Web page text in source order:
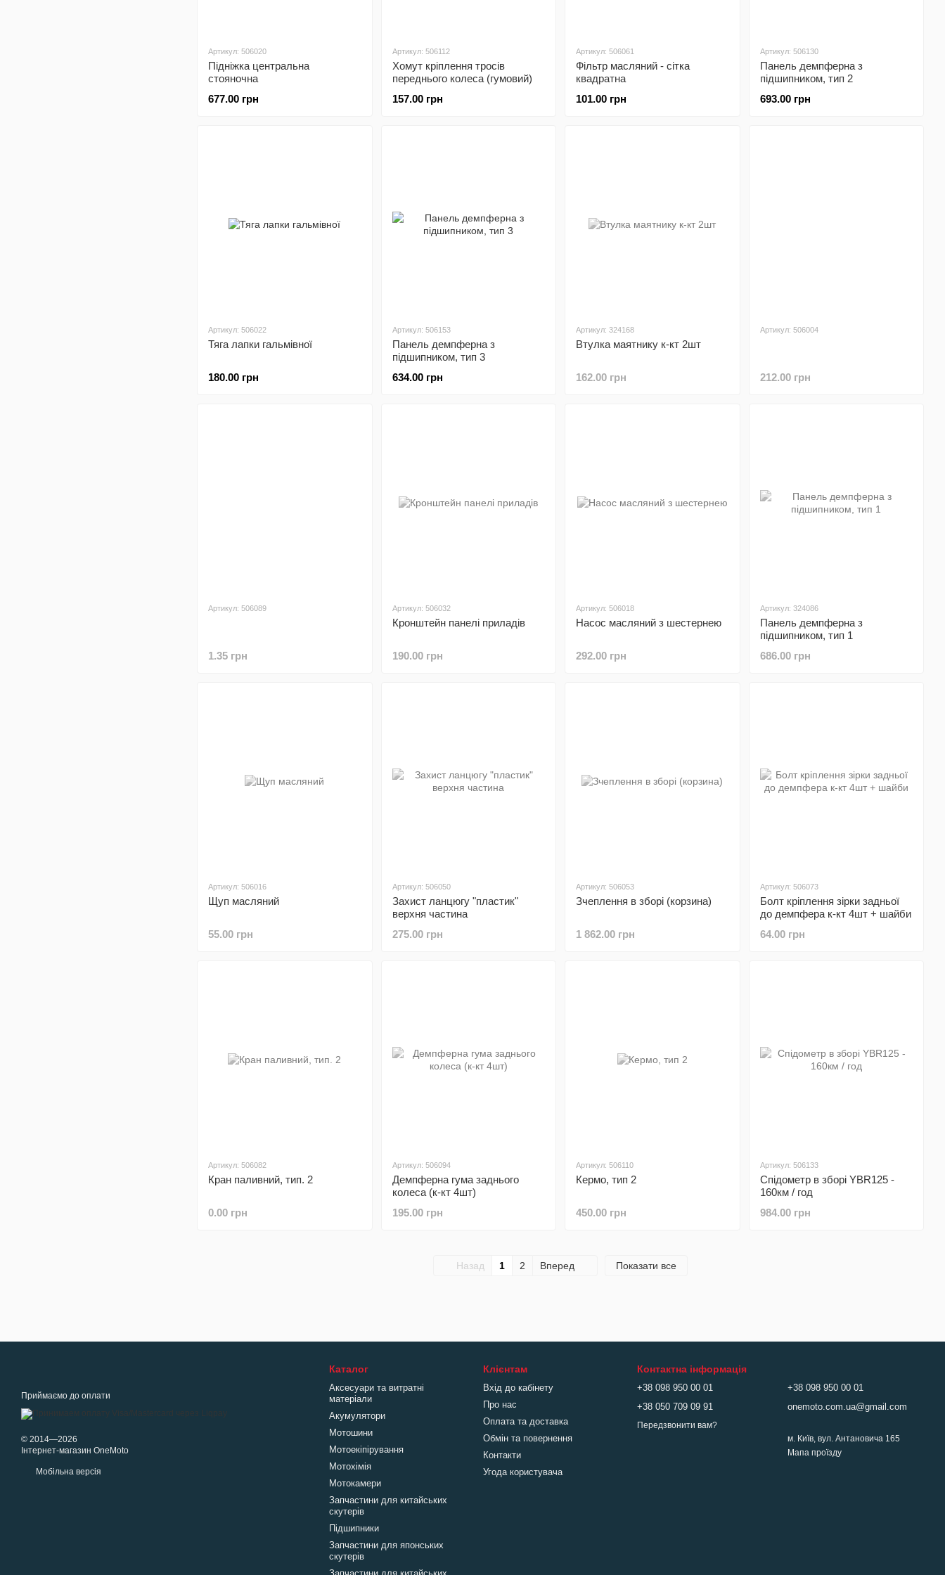
Артикул: 506020
Підніжка центральна
стояночна
677.00 грн
Артикул: 506112
Хомут кріплення тросів
переднього колеса (гумовий)
157.00 грн
Артикул: 506061
Фільтр масляний - сітка
квадратна
101.00 грн
Артикул: 506130
Панель демпферна з
підшипником, тип 2
693.00 грн
Артикул: 506022
Тяга лапки гальмівної
180.00 грн
Артикул: 506153
Панель демпферна з
підшипником, тип 3
634.00 грн
Артикул: 324168
Втулка маятнику к-кт 2шт
162.00 грн
Артикул: 506004
212.00 грн
Артикул: 506089
1.35 грн
Артикул: 506032
Кронштейн панелі приладів
190.00 грн
Артикул: 506018
Насос масляний з шестернею
292.00 грн
Артикул: 324086
Панель демпферна з
підшипником, тип 1
686.00 грн
Артикул: 506016
Щуп масляний
55.00 грн
Артикул: 506050
Захист ланцюгу "пластик"
верхня частина
275.00 грн
Артикул: 506053
Зчеплення в зборі (корзина)
1 862.00 грн
Артикул: 506073
Болт кріплення зірки задньої
до демпфера к-кт 4шт + шайби
64.00 грн
Артикул: 506082
Кран паливний, тип. 2
0.00 грн
Артикул: 506094
Демпферна гума заднього
колеса (к-кт 4шт)
195.00 грн
Артикул: 506110
Кермо, тип 2
450.00 грн
Артикул: 506133
Спідометр в зборі YBR125 -
160км / год
984.00 грн
Назад 1 2 Вперед Показати все
Приймаємо до оплати
© 2014—2026
Інтернет-магазин OneMoto
Мобільна версія
Каталог
Аксесуари та витратні
матеріали
Акумулятори
Мотошини
Мотоекіпірування
Мотохімія
Мотокамери
Запчастини для китайських
скутерів
Підшипники
Запчастини для японських
скутерів
Клієнтам
Вхід до кабінету
Про нас
Оплата та доставка
Обмін та повернення
Контакти
Угода користувача
Контактна інформація
+38 098 950 00 01
+38 050 709 09 91
Передзвонити вам?
+38 098 950 00 01
onemoto.com.ua@gmail.com
м. Київ, вул. Антановича 165
Мапа проїзду